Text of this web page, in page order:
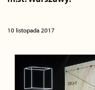
10 listopada 2017